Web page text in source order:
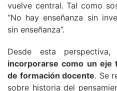
vuelve central. Tal como
“No hay enseñanza sin
sin enseñanza”.
Desde esta perspectiva,
incorporarse como un eje
de formación docente. Se
sobre historia del